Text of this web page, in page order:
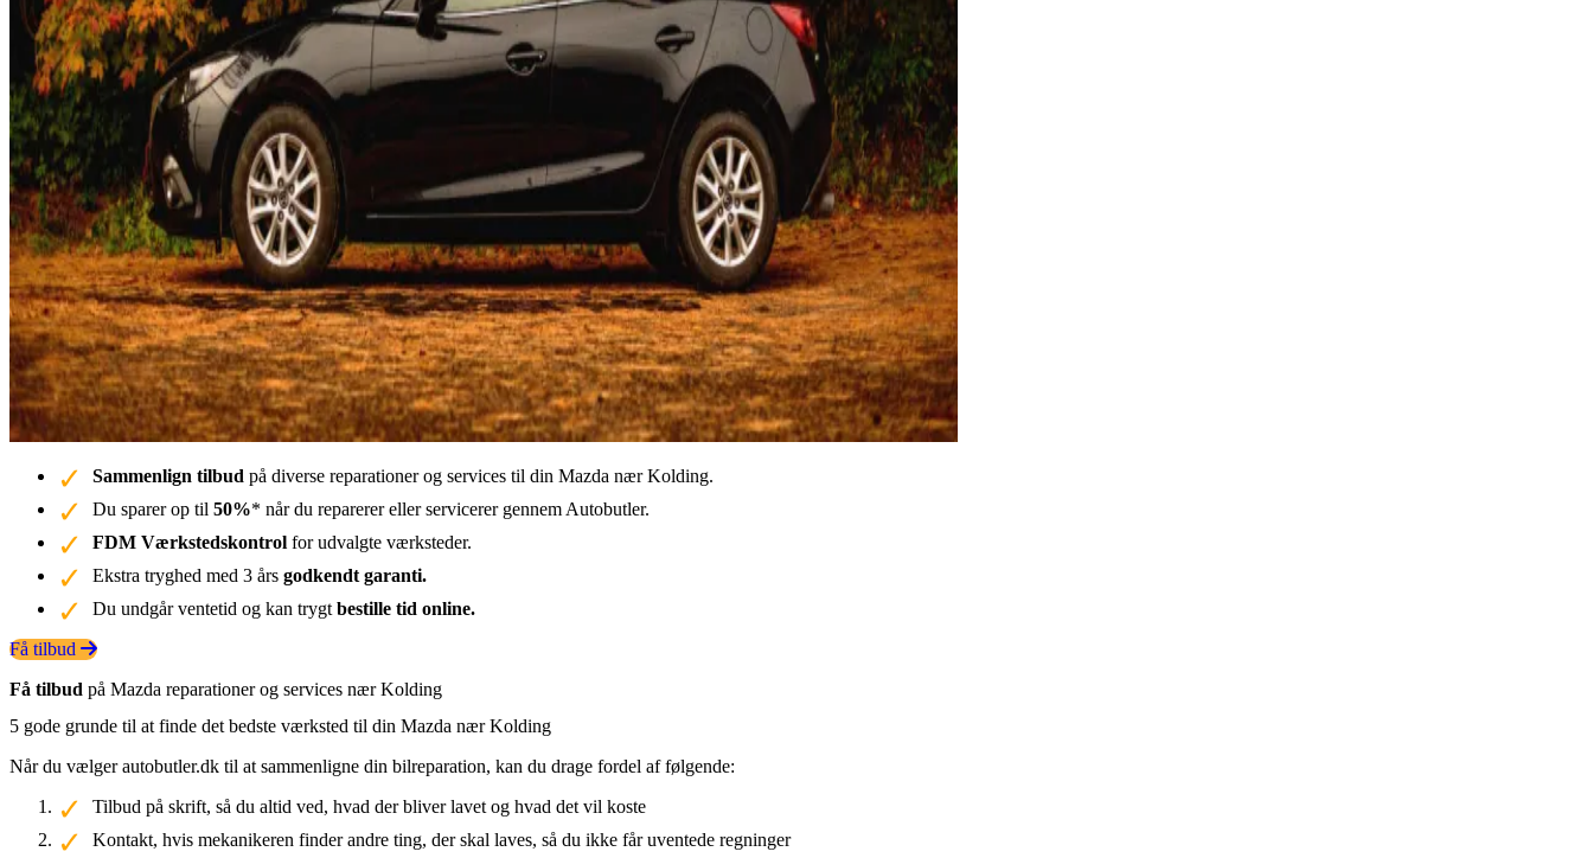
Sammenlign tilbud på diverse reparationer og services til din Mazda nær Kolding.
Du sparer op til 50%* når du reparerer eller servicerer gennem Autobutler.
FDM Værkstedskontrol for udvalgte værksteder.
Ekstra tryghed med 3 års godkendt garanti.
Du undgår ventetid og kan trygt bestille tid online.
Få tilbud
Få tilbud på Mazda reparationer og services nær Kolding
5 gode grunde til at finde det bedste værksted til din Mazda nær Kolding
Når du vælger autobutler.dk til at sammenligne din bilreparation, kan du drage fordel af følgende:
Tilbud på skrift, så du altid ved, hvad der bliver lavet og hvad det vil koste
Kontakt, hvis mekanikeren finder andre ting, der skal laves, så du ikke får uventede regninger